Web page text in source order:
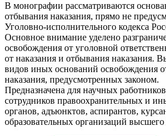
В монографии рассматриваются
отбывания наказания, прямо не
Уголовно-исполнительного кодекса
Основное внимание уделено
освобождения от уголовной
от наказания и отбывания наказания.
видов иных оснований освобождения
наказания, предусмотренных законом.
Предназначена для научных
сотрудников правоохранительных и
органов, адъюнктов, аспирантов,
образовательных организаций высшего